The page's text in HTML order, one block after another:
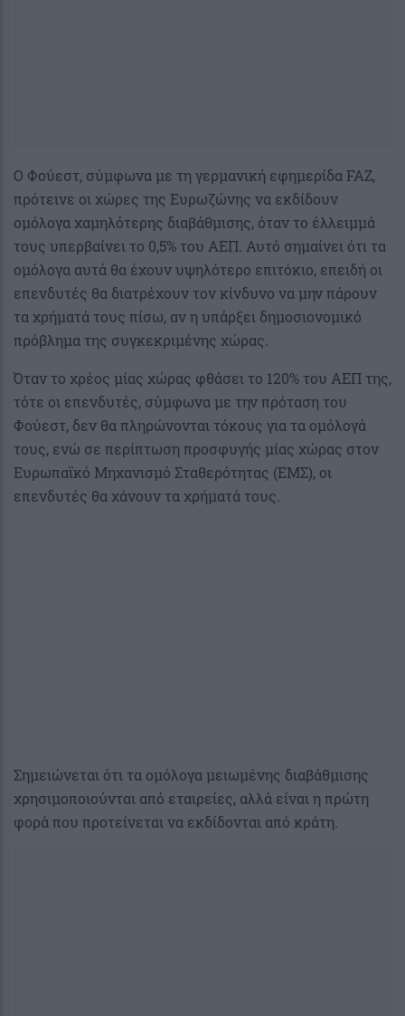
Ο Φούεστ, σύμφωνα με τη γερμανική εφημερίδα FAZ,
πρότεινε οι χώρες της Ευρωζώνης να εκδίδουν
ομόλογα χαμηλότερης διαβάθμισης, όταν το έλλειμμά
τους υπερβαίνει το 0,5% του ΑΕΠ. Αυτό σημαίνει ότι τα
ομόλογα αυτά θα έχουν υψηλότερο επιτόκιο, επειδή οι
επενδυτές θα διατρέχουν τον κίνδυνο να μην πάρουν
τα χρήματά τους πίσω, αν η υπάρξει δημοσιονομικό
πρόβλημα της συγκεκριμένης χώρας.
Όταν το χρέος μίας χώρας φθάσει το 120% του ΑΕΠ της,
τότε οι επενδυτές, σύμφωνα με την πρόταση του
Φούεστ, δεν θα πληρώνονται τόκους για τα ομόλογά
τους, ενώ σε περίπτωση προσφυγής μίας χώρας στον
Ευρωπαϊκό Μηχανισμό Σταθερότητας (ΕΜΣ), οι
επενδυτές θα χάνουν τα χρήματά τους.
Σημειώνεται ότι τα ομόλογα μειωμένης διαβάθμισης
χρησιμοποιούνται από εταιρείες, αλλά είναι η πρώτη
φορά που προτείνεται να εκδίδονται από κράτη.